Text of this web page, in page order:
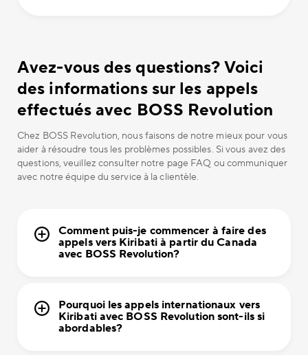
Avez-vous des questions? Voici
des informations sur les appels
effectués avec BOSS Revolution
Chez BOSS Revolution, nous faisons de notre mieux pour vous
aider à résoudre tous les problèmes possibles. Si vous avez des
questions, veuillez consulter notre page FAQ ou communiquer
avec notre équipe du service à la clientèle.
Comment puis-je commencer à faire des
appels vers Kiribati à partir du Canada
avec BOSS Revolution?
Pourquoi les appels internationaux vers
Kiribati avec BOSS Revolution sont-ils si
abordables?